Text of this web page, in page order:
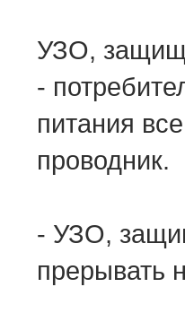
УЗО,
-
питания
проводник.
- УЗО,
прерывать